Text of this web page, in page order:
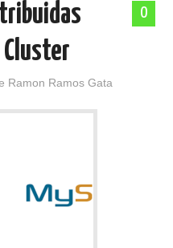
0
Cluster
Ramon Ramos Gata